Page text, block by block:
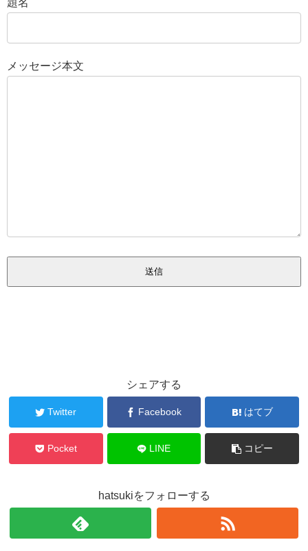
題名
メッセージ本文
シェアする
Twitter Facebook はてブ
Pocket LINE コピー
hatsukiをフォローする